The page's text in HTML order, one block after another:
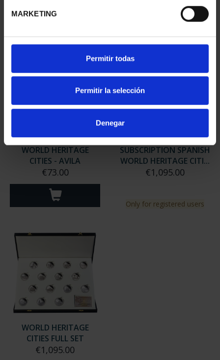
MARKETING
Permitir todas
Permitir la selección
Denegar
WORLD HERITAGE
CITIES - AVILA
€73.00
SUBSCRIPTION SPANISH
WORLD HERITAGE CITI...
€1,095.00
Only for registered users
WORLD HERITAGE
CITIES FULL SET
€1,095.00